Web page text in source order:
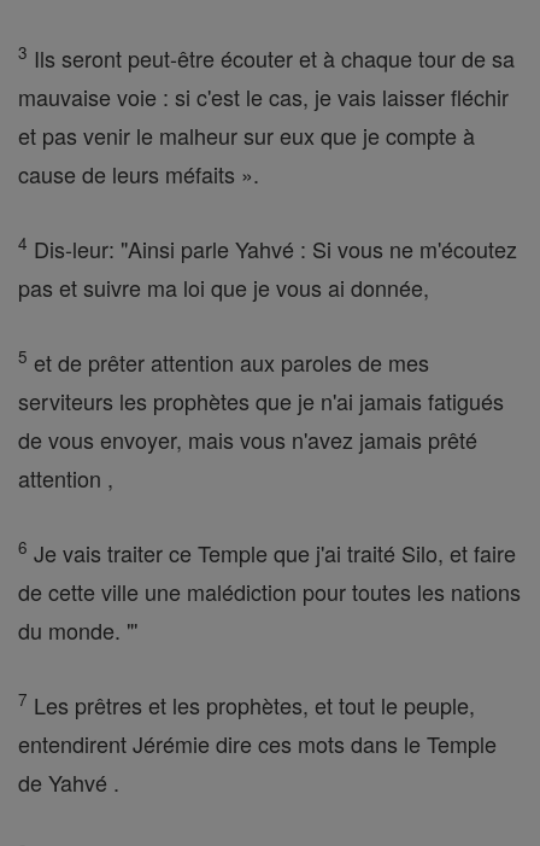
3 Ils seront peut-être écouter et à chaque tour de sa
mauvaise voie : si c'est le cas, je vais laisser fléchir
et pas venir le malheur sur eux que je compte à
cause de leurs méfaits ».
4 Dis-leur: "Ainsi parle Yahvé : Si vous ne m'écoutez
pas et suivre ma loi que je vous ai donnée,
5 et de prêter attention aux paroles de mes
serviteurs les prophètes que je n'ai jamais fatigués
de vous envoyer, mais vous n'avez jamais prêté
attention ,
6 Je vais traiter ce Temple que j'ai traité Silo, et faire
de cette ville une malédiction pour toutes les nations
du monde. "'
7 Les prêtres et les prophètes, et tout le peuple,
entendirent Jérémie dire ces mots dans le Temple
de Yahvé .